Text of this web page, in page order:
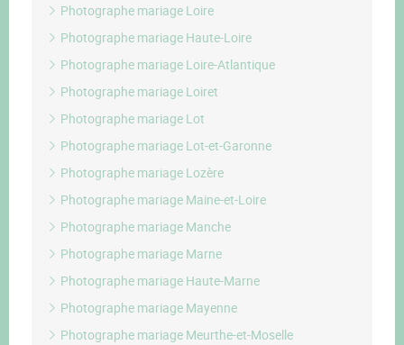
Photographe mariage Loire
Photographe mariage Haute-Loire
Photographe mariage Loire-Atlantique
Photographe mariage Loiret
Photographe mariage Lot
Photographe mariage Lot-et-Garonne
Photographe mariage Lozère
Photographe mariage Maine-et-Loire
Photographe mariage Manche
Photographe mariage Marne
Photographe mariage Haute-Marne
Photographe mariage Mayenne
Photographe mariage Meurthe-et-Moselle